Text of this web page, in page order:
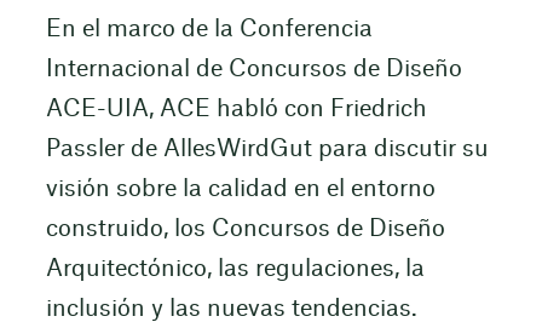
En el marco de la Conferencia
Internacional de Concursos de Diseño
ACE-UIA, ACE habló con Friedrich
Passler de AllesWirdGut para discutir su
visión sobre la calidad en el entorno
construido, los Concursos de Diseño
Arquitectónico, las regulaciones, la
inclusión y las nuevas tendencias.